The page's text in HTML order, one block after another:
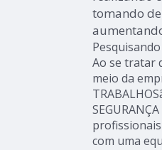
tomando
Ao se tratar
meio da
com uma